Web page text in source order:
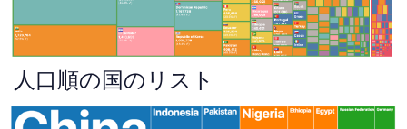
人口順の国のリスト